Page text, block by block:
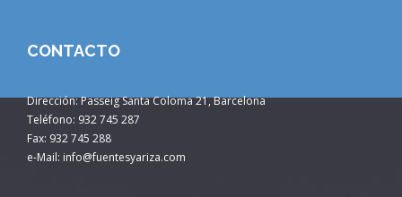
CONTACTO
Dirección: Passeig Santa Coloma 21, Barcelona
Teléfono: 932 745 287
Fax: 932 745 288
e-Mail: info@fuentesyariza.com